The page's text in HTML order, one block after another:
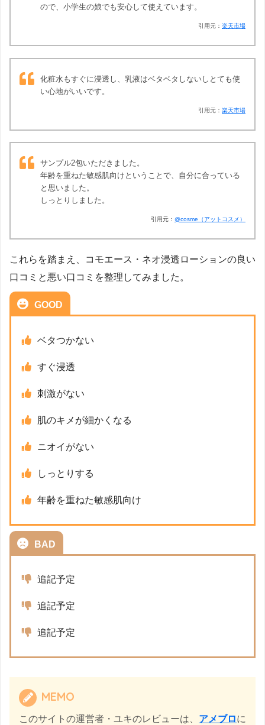
ので、小学生の娘でも安心して使えています。
引用元： 楽天市場
化粧水もすぐに浸透し、乳液はベタベタしないしとても使
い心地がいいです。
引用元： 楽天市場
サンプル2包いただきました。
年齢を重ねた敏感肌向けということで、自分に合っている
と思いました。
しっとりしました。
引用元： @cosme（アットコスメ）
これらを踏まえ、コモエース・ネオ浸透ローションの良い
口コミと悪い口コミを整理してみました。
GOOD
ベタつかない
すぐ浸透
刺激がない
肌のキメが細かくなる
ニオイがない
しっとりする
年齢を重ねた敏感肌向け
BAD
追記予定
追記予定
追記予定
MEMO
このサイトの運営者・ユキのレビューは、 アメブロに